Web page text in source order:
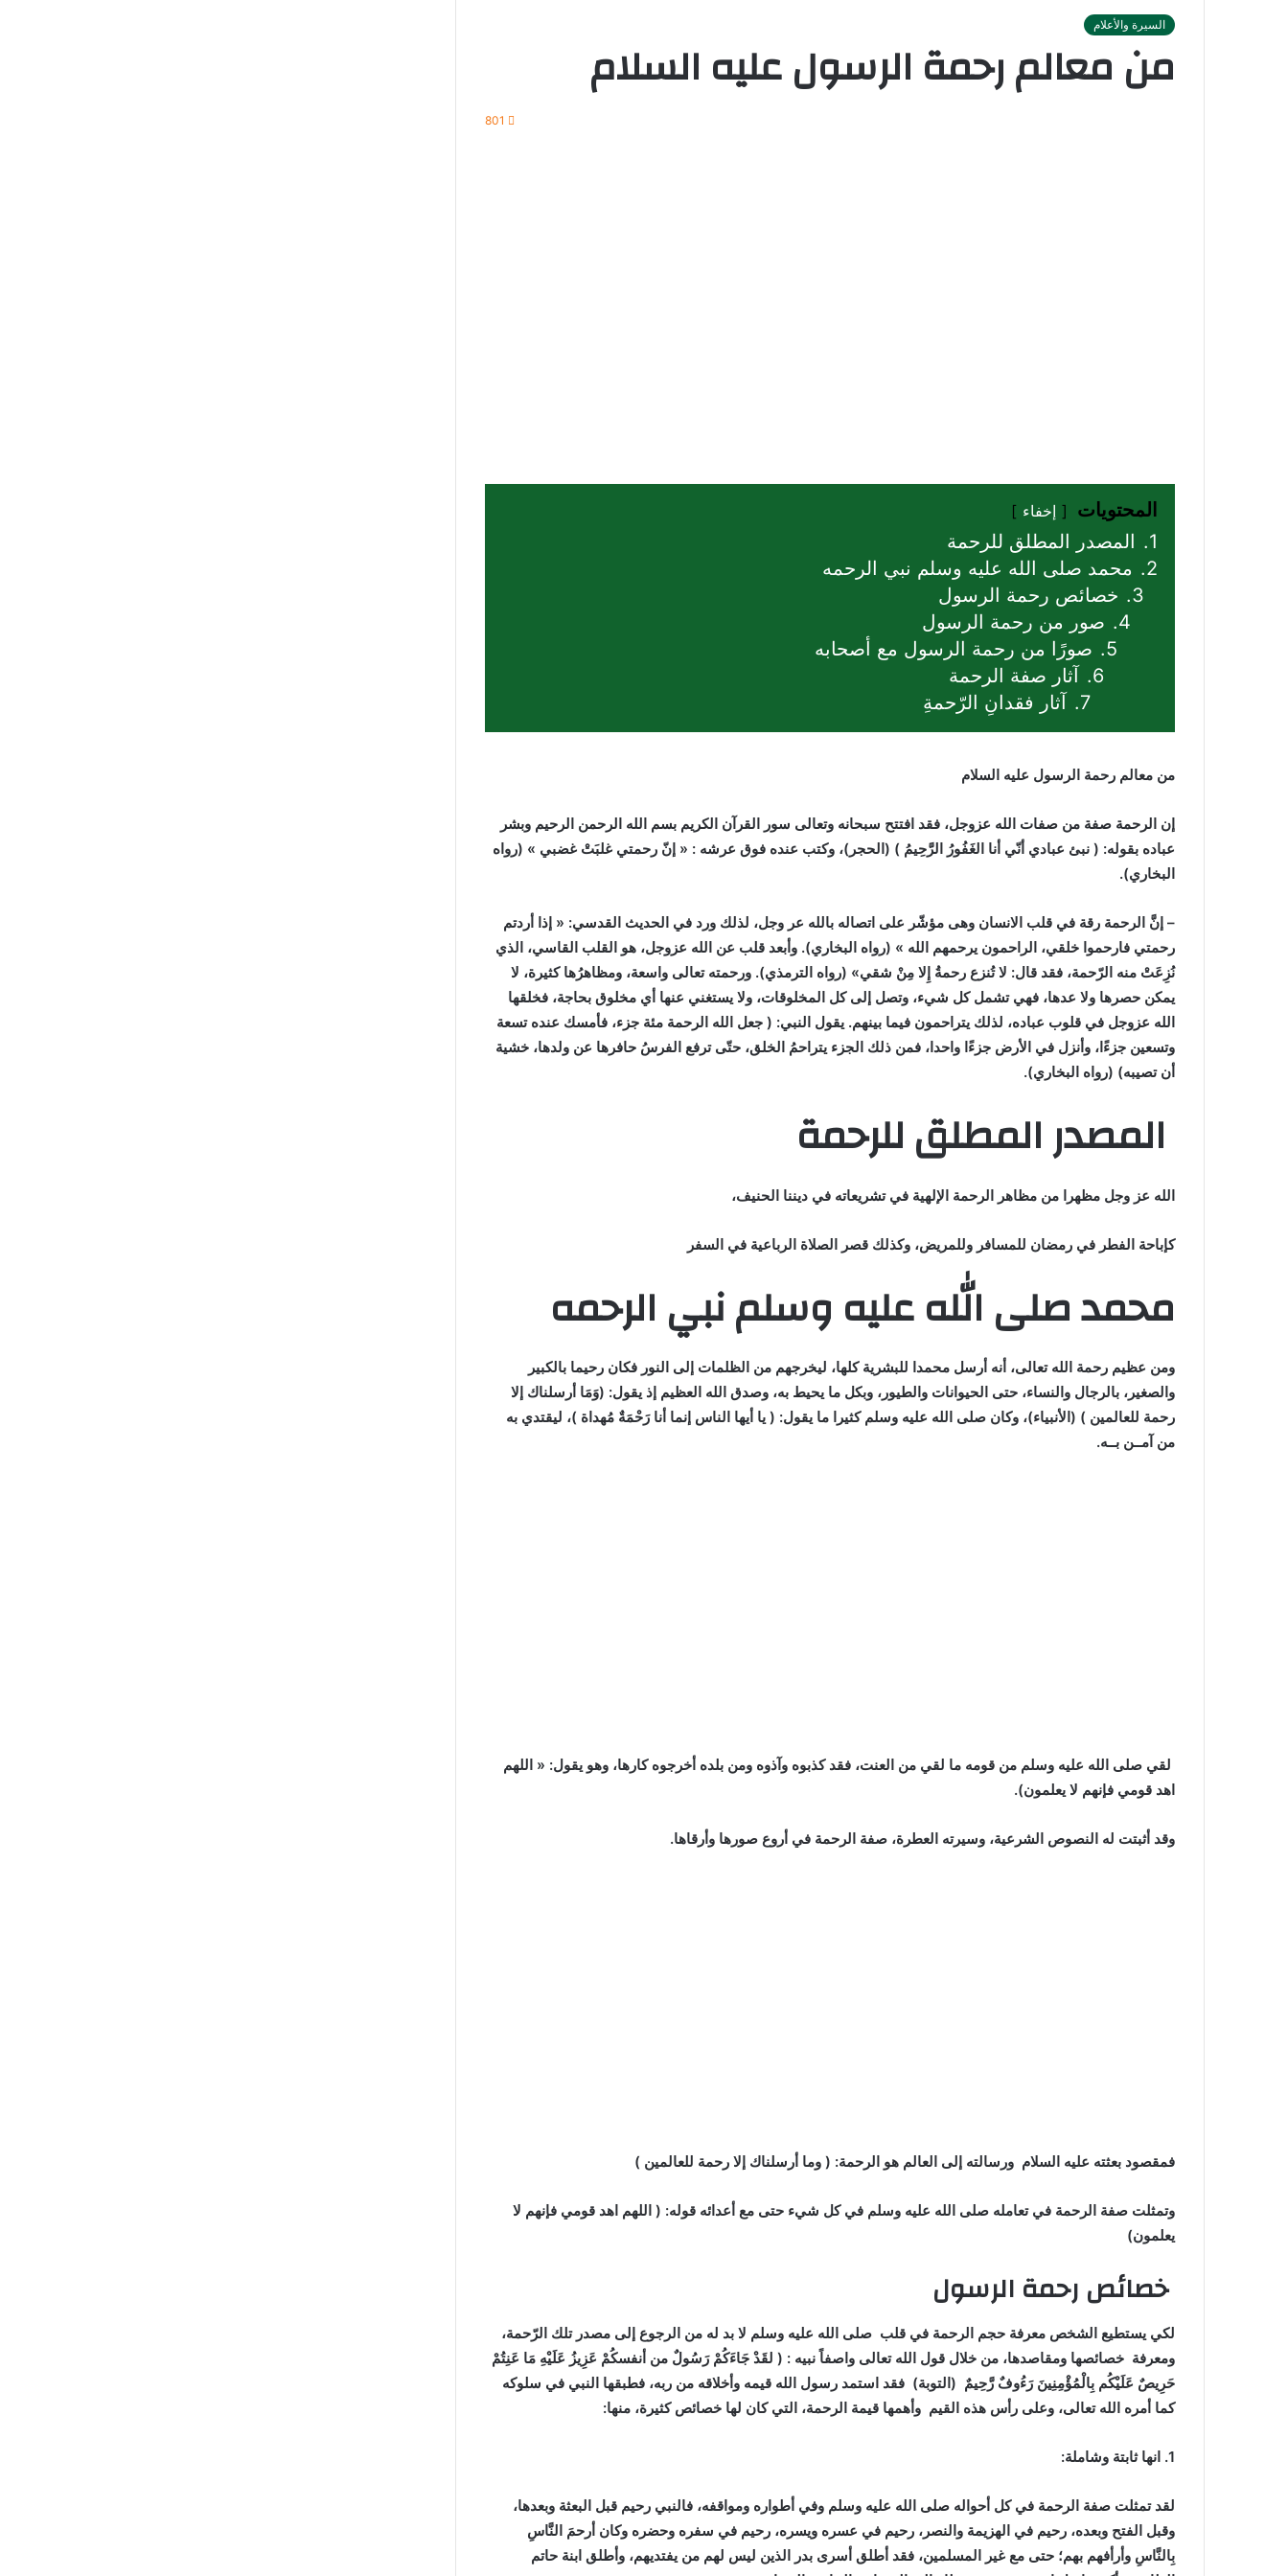
السيرة والأعلام
من معالم رحمة الرسول عليه السلام
801
المحتويات إخفاء
1.
المصدر المطلق للرحمة
2.
محمد صلى الله عليه وسلم نبي الرحمه
3.
خصائص رحمة الرسول
4.
صور من رحمة الرسول
5.
صورًا من رحمة الرسول مع أصحابه
6.
آثار صفة الرحمة
7.
آثار فقدانِ الرّحمةِ
من معالم رحمة الرسول عليه السلام
إن الرحمة صفة من صفات الله عزوجل، فقد افتتح سبحانه وتعالى سور القرآن الكريم بسم الله الرحمن الرحيم وبشر
عباده بقوله: ( نبئ عبادي أنّي أنا الغَفُورُ الرَّحِيمُ ) (الحجر)، وكتب عنده فوق عرشه : « إنّ رحمتي غلبَتْ غضبي » (رواه
البخاري).
– إنَّ الرحمة رقة في قلب الانسان وهى مؤشّر على اتصاله بالله عر وجل، لذلك ورد في الحديث القدسي: « إذا أردتم
رحمتي فارحموا خلقي، الراحمون يرحمهم الله » (رواه البخاري). وأبعد قلب عن الله عزوجل، هو القلب القاسي، الذي
نُزِعَتْ منه الرّحمة، فقد قال: لا تُنزع رحمةُ إِلا مِنْ شقي» (رواه الترمذي). ورحمته تعالى واسعة، ومظاهرُها كثيرة، لا
يمكن حصرها ولا عدها، فهي تشمل كل شيء، وتصل إلى كل المخلوقات، ولا يستغني عنها أي مخلوق بحاجة، فخلقها
الله عزوجل في قلوب عباده، لذلك يتراحمون فيما بينهم. يقول النبي: ( جعل الله الرحمة مئة جزء، فأمسك عنده تسعة
وتسعين جزءًا، وأنزل في الأرض جزءًا واحدا، فمن ذلك الجزء يتراحمُ الخلق، حتّى ترفع الفرسُ حافرها عن ولدها، خشية
أن تصيبه) (رواه البخاري).
المصدر المطلق للرحمة
الله عز وجل مظهرا من مظاهر الرحمة الإلهية في تشريعاته في ديننا الحنيف،
كإباحة الفطر في رمضان للمسافر وللمريض، وكذلك قصر الصلاة الرباعية في السفر
محمد صلى الله عليه وسلم نبي الرحمه
ومن عظيم رحمة الله تعالى، أنه أرسل محمدا للبشرية كلها، ليخرجهم من الظلمات إلى النور فكان رحيما بالكبير
والصغير، بالرجال والنساء، حتى الحيوانات والطيور، وبكل ما يحيط به، وصدق الله العظيم إذ يقول: (وَمَا أرسلناك إلا
رحمة للعالمين ) (الأنبياء)، وكان صلى الله عليه وسلم كثيرا ما يقول: ( يا أيها الناس إنما أنا رَحْمَةٌ مُهداة )، ليقتدي به
من آمــن بــه.
لقي صلى الله عليه وسلم من قومه ما لقي من العنت، فقد كذبوه وآذوه ومن بلده أخرجوه كارها، وهو يقول: « اللهم
اهد قومي فإنهم لا يعلمون).
وقد أثبتت له النصوص الشرعية، وسيرته العطرة، صفة الرحمة في أروع صورها وأرقاها.
فمقصود بعثته عليه السلام ورسالته إلى العالم هو الرحمة: ( وما أرسلناك إلا رحمة للعالمين )
وتمثلت صفة الرحمة في تعامله صلى الله عليه وسلم في كل شيء حتى مع أعدائه قوله: ( اللهم اهد قومي فإنهم لا
يعلمون)
خصائص رحمة الرسول
لكي يستطيع الشخص معرفة حجم الرحمة في قلب صلى الله عليه وسلم لا بد له من الرجوع إلى مصدر تلك الرّحمة،
ومعرفة خصائصها ومقاصدها، من خلال قول الله تعالى واصفاً نبيه : ( لقَدْ جَاءَكُمْ رَسُولٌ من أنفسكُمْ عَزِيزُ عَلَيْهِ مَا عَنِتُمْ
حَرِيصٌ عَلَيْكُم بِالْمُؤْمِنِينَ رَءُوفٌ رَّحِيمٌ (التوبة) فقد استمد رسول الله قيمه وأخلاقه من ربه، فطبقها النبي في سلوكه
كما أمره الله تعالى، وعلى رأس هذه القيم وأهمها قيمة الرحمة، التي كان لها خصائص كثيرة، منها:
1. انها ثابتة وشاملة:
لقد تمثلت صفة الرحمة في كل أحواله صلى الله عليه وسلم وفي أطواره ومواقفه، فالنبي رحيم قبل البعثة وبعدها،
وقبل الفتح وبعده، رحيم في الهزيمة والنصر، رحيم في عسره ويسره، رحيم في سفره وحضره وكان أرحمَ النَّاسِ
بِالنَّاسِ وأرأفهم بهم؛ حتى مع غير المسلمين، فقد أطلق أسرى بدر الذين ليس لهم من يفتديهم، وأطلق ابنة حاتم